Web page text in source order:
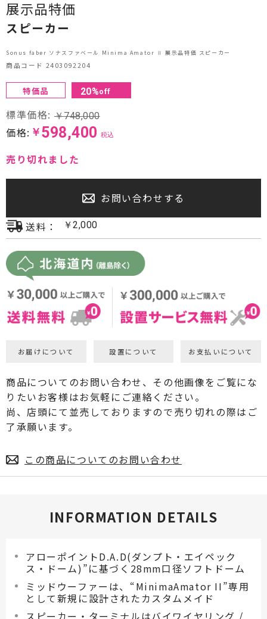
オーディオその他
プロジェクター・スクリーン
サウンドバー・アンプ内蔵型スピーカー
センタースピーカー・サブウーファー
展示品特価
スピーカー
Sonus faber ソナスファベール Minima Amator Ⅱ 展示品特価 スピーカー
商品コード 2403092204
特価品 20%off
標準価格: ￥748,000
価格: ￥ 598,400 税込
売り切れました
お問い合わせする
送料：
￥2,000
お届けについて 設置について お支払いについて
商品についてのお問い合わせ、その他画像をご覧にな
りたいお客様はお気軽にご連絡ください。
尚、店頭にて並売しておりますので売り切れの際はご
了承願います。
この商品についてのお問い合わせ
INFORMATION DETAILS
アローポイントD.A.D(ダンプト・エイペック
ス・ドーム)”に基づく28mm口径ソフトドーム
ミッドウーファーは、“MinimaAmator II”専用
として新規に設計されたカスタムメイド
スピーカー・ターミナルはバイワイヤリング /